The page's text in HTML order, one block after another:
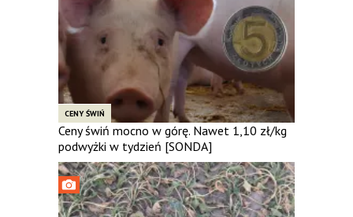
CENY ŚWIŃ
Ceny świń mocno w górę. Nawet 1,10 zł/kg
podwyżki w tydzień [SONDA]